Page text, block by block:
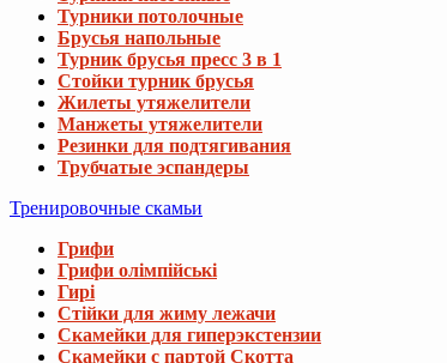
Турники потолочные
Брусья напольные
Турник брусья пресс 3 в 1
Стойки турник брусья
Жилеты утяжелители
Манжеты утяжелители
Резинки для подтягивания
Трубчатые эспандеры
Тренировочные скамьи
Грифи
Грифи олімпійські
Гирі
Стійки для жиму лежачи
Скамейки для гиперэкстензии
Скамейки с партой Скотта